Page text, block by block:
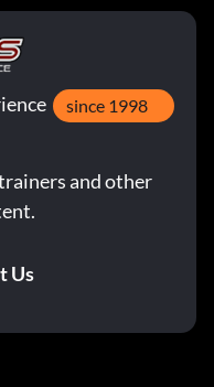
since 1998
and other
Us